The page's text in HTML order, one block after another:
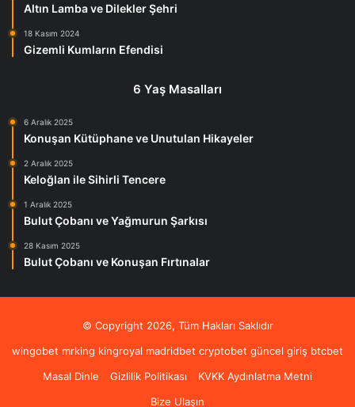
Altın Lamba ve Dilekler Şehri
18 Kasım 2024
Gizemli Kumların Efendisi
6 Yaş Masalları
6 Aralık 2025
Konuşan Kütüphane ve Unutulan Hikayeler
2 Aralık 2025
Keloğlan ile Sihirli Tencere
1 Aralık 2025
Bulut Çobanı ve Yağmurun Şarkısı
28 Kasım 2025
Bulut Çobanı ve Konuşan Fırtınalar
© Copyright 2026, Tüm Hakları Saklıdır
wingobet mrking kingroyal madridbet cryptobet güncel giriş btcbet
Masal Dinle
Gizlilik Politikası
KVKK Aydınlatma Metni
Bize Ulaşın